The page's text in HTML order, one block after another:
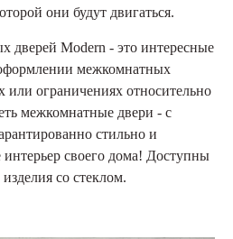
они будут двигаться.
дверей Modern - это интересные
межкомнатных
или ограничениях относительно
межкомнатные двери - с
стильно и
интерьер своего дома! Доступны
со стеклом.